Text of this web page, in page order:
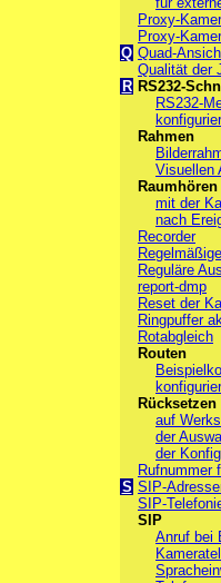
Proxy-
Proxy-
Q Quad-
Qualität der
R RS232-
RS232-
Rahmen
Visuellen
Raumhören
mit der
nach
Recorder
Reguläre
report-dmp
Reset der
Ringpuffer
Rotabgleich
Routen
Rücksetzen
auf
der
der
Rufnummer
S SIP-
SIP-
SIP
Anruf bei